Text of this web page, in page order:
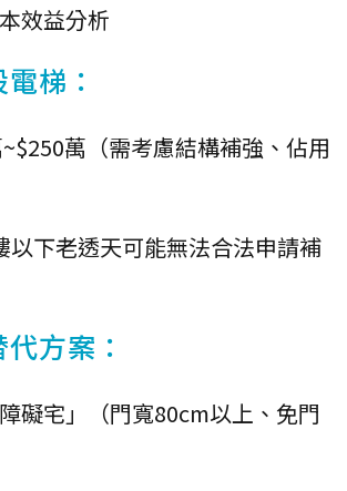
效益分析
梯：
萬（需考慮結構補強、佔用
以下老透天可能無法合法申請補
方案：
礙宅」（門寬80cm以上、免門